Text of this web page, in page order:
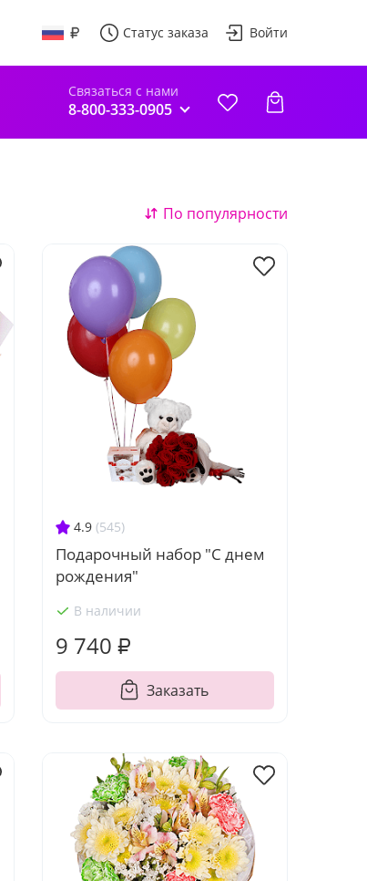
Статус заказа Войти
Связаться с нами
8-800-333-0905
По популярности
4.9 (545)
Подарочный набор "С днем
рождения"
В наличии
9 740 ₽
Заказать